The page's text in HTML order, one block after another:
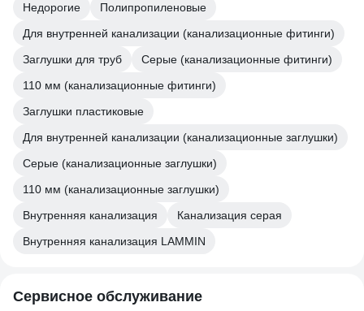
Недорогие
Полипропиленовые
Для внутренней канализации (канализационные фитинги)
Заглушки для труб
Серые (канализационные фитинги)
110 мм (канализационные фитинги)
Заглушки пластиковые
Для внутренней канализации (канализационные заглушки)
Серые (канализационные заглушки)
110 мм (канализационные заглушки)
Внутренняя канализация
Канализация серая
Внутренняя канализация LAMMIN
Сервисное обслуживание